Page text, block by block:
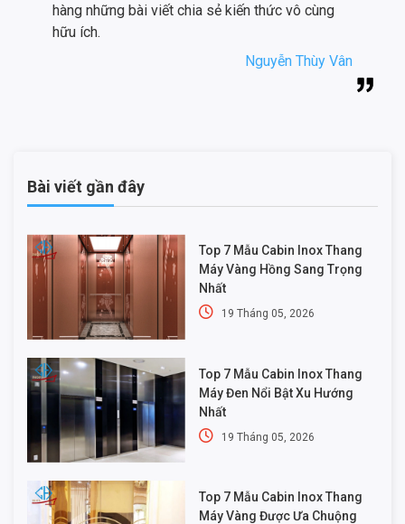
hàng những bài viết chia sẻ kiến thức vô cùng
hữu ích.
Nguyễn Thùy Vân
Bài viết gần đây
Top 7 Mẫu Cabin Inox Thang
Máy Vàng Hồng Sang Trọng
Nhất
19 Tháng 05, 2026
Top 7 Mẫu Cabin Inox Thang
Máy Đen Nổi Bật Xu Hướng
Nhất
19 Tháng 05, 2026
Top 7 Mẫu Cabin Inox Thang
Máy Vàng Được Ưa Chuộng